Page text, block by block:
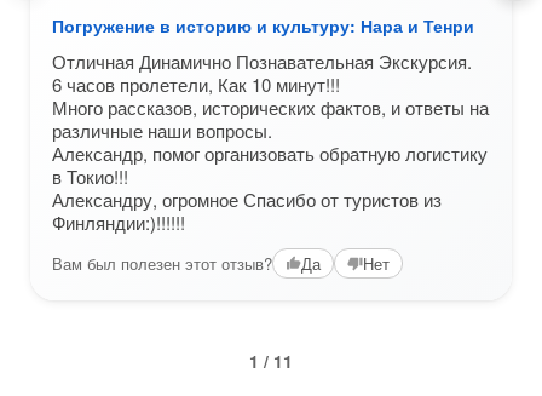
Погружение в историю и культуру: Нара и Тенри
Отличная Динамично Познавательная Экскурсия.
6 часов пролетели, Как 10 минут!!!
Много рассказов, исторических фактов, и ответы на
различные наши вопросы.
Александр, помог организовать обратную логистику
в Токио!!!
Александру, огромное Спасибо от туристов из
Финляндии:)!!!!!!
Вам был полезен этот отзыв? Да Нет
1 / 11